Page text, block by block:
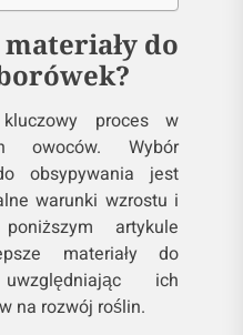
do
proces w
owoców. Wybór
obsypywania jest
warunki wzrostu i
artykule
materiały do
ich
na rozwój roślin.